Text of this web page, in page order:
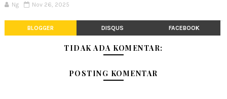
Ng Nov 26, 2025
BLOGGER DISQUS FACEBOOK
TIDAK ADA KOMENTAR:
POSTING KOMENTAR